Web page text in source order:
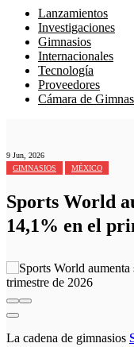
Lanzamientos
Investigaciones
Gimnasios
Internacionales
Tecnología
Proveedores
Cámara de
9 Jun, 2026
GIMNASIOS
MÉXICO
Sports World
14,1% en el
La cadena de gimnasios